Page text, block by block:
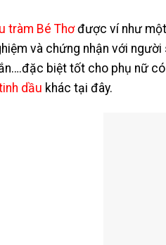
tràm Bé Thơđược ví như
và chứng nhận với
biệt tốt cho phụ nữ
dầu khác tại đây.